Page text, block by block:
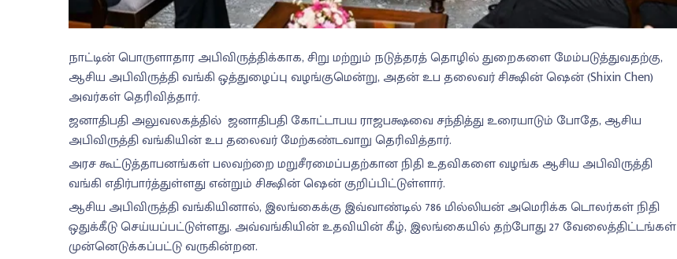
நாட்டின் பொருளாதார அபிவிருத்திக்காக, சிறு மற்றும் நடுத்தரத் தொழில் துறைகளை மேம்படுத்துவதற்கு,
ஆசிய அபிவிருத்தி வங்கி ஒத்துழைப்பு வழங்குமென்று, அதன் உப தலைவர் சிக்ஷின் ஷென் (Shixin Chen)
அவர்கள் தெரிவித்தார்.
ஜனாதிபதி அலுவலகத்தில் ஜனாதிபதி கோட்டாபய ராஜபக்ஷவை சந்தித்து உரையாடும் போதே, ஆசிய
அபிவிருத்தி வங்கியின் உப தலைவர் மேற்கண்டவாறு தெரிவித்தார்.
அரச கூட்டுத்தாபனங்கள் பலவற்றை மறுசீரமைப்பதற்கான நிதி உதவிகளை வழங்க ஆசிய அபிவிருத்தி
வங்கி எதிர்பார்த்துள்ளது என்றும் சிக்ஷின் ஷென் குறிப்பிட்டுள்ளார்.
ஆசிய அபிவிருத்தி வங்கியினால், இலங்கைக்கு இவ்வாண்டில் 786 மில்லியன் அமெரிக்க டொலர்கள் நிதி
ஒதுக்கீடு செய்யப்பட்டுள்ளது. அவ்வங்கியின் உதவியின் கீழ், இலங்கையில் தற்போது 27 வேலைத்திட்டங்கள்
முன்னெடுக்கப்பட்டு வருகின்றன.